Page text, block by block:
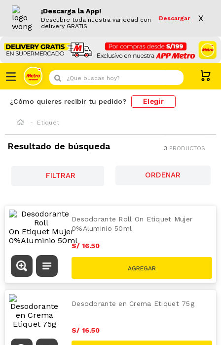
¡Descarga la App!
Descubre toda nuestra variedad con
delivery GRATIS
Descargar X
¿Que buscas hoy?
¿Cómo quieres recibir tu pedido? Elegir
Etiquet
Resultado de búsqueda 3 PRODUCTOS
FILTRAR
Desodorante Roll On Etiquet Mujer
0%Aluminio 50ml
S/ 16.50
Desodorante en Crema Etiquet 75g
S/ 16.50